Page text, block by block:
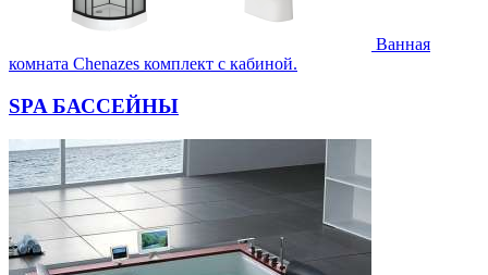
Ванная
комната Chenazes комплект с кабиной.
SPA БАССЕЙНЫ